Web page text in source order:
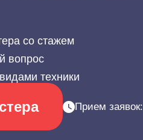
со стажем
вопрос
техники
Прием заявок: